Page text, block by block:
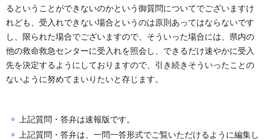
るということができないのかという御質問についてでございますけ
れども、受入れできない場合というのは原則あってはならないです
し、限られた場合でございますので、そういった場合には、県内の
他の救命救急センターに受入れを照会し、できるだけ速やかに受入
先を決定するようにしておりますので、引き続きそういったことの
ないように努めてまいりたいと存じます。
上記質問・答弁は速報版です。
上記質問・答弁は、一問一答形式でご覧いただけるように編集し